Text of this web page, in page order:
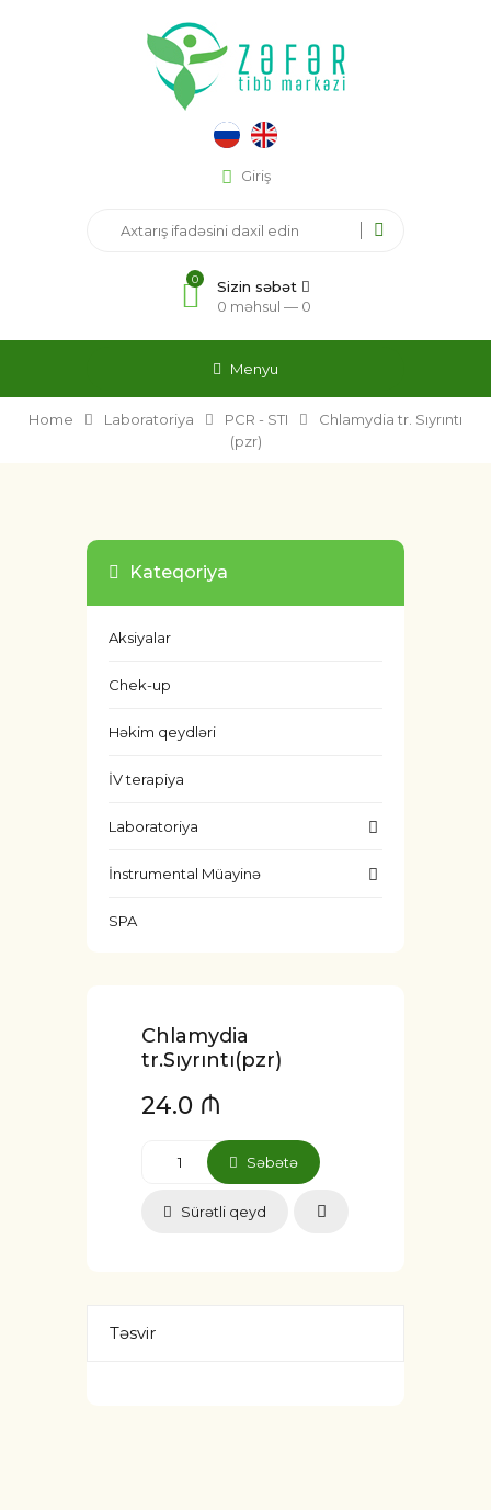
Giriş
0
Sizin səbət
0 məhsul — 0
Menyu
Home Laboratoriya PCR - STI
Chlamydia tr. Sıyrıntı
(pzr)
Kateqoriya
Aksiyalar
Chek-up
Həkim qeydləri
İV terapiya
Laboratoriya
İnstrumental Müayinə
SPA
Chlamydia
tr.Sıyrıntı(pzr)
24.0 ₼
Səbətə
Sürətli qeyd
Təsvir